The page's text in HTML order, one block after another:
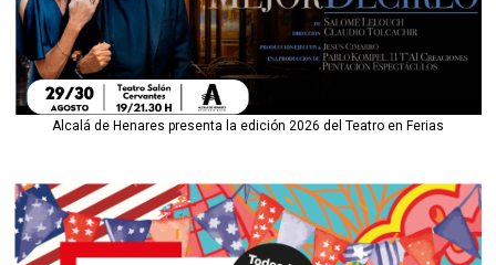
Alcalá de Henares presenta la edición 2026 del Teatro en Ferias